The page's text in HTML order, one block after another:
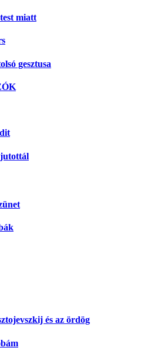
miatt
gesztusa
jutottál
és az ördög